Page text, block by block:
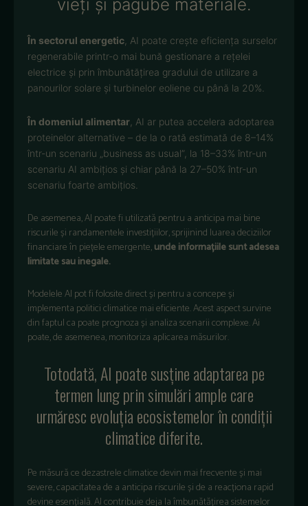
vieți și pagube materiale.
În sectorul energetic , AI poate crește eficiența surselor
regenerabile printr-o mai bună gestionare a rețelei
electrice și prin îmbunătățirea gradului de utilizare a
panourilor solare și turbinelor eoliene cu până la 20%.
În domeniul alimentar , AI ar putea accelera adoptarea
proteinelor alternative – de la o rată estimată de 8–14%
într-un scenariu „business as usual”, la 18–33% într-un
scenariu AI ambițios și chiar până la 27–50% într-un
scenariu foarte ambițios.
De asemenea, AI poate fi utilizată pentru a anticipa mai bine
riscurile și randamentele investițiilor, sprijinind luarea deciziilor
financiare în piețele emergente,unde informațiile sunt adesea
limitate sau inegale.
Modelele AI pot fi folosite direct și pentru a concepe și
implementa politici climatice mai eficiente. Acest aspect survine
din faptul ca poate prognoza și analiza scenarii complexe. Ai
poate, de asemenea, monitoriza aplicarea măsurilor.
Totodată, AI poate susține adaptarea pe
termen lung prin simulări ample care
urmăresc evoluția ecosistemelor în condiții
climatice diferite.
Pe măsură ce dezastrele climatice devin mai frecvente și mai
severe, capacitatea de a anticipa riscurile și de a reacționa rapid
devine esențială. AI contribuie deja la îmbunătățirea sistemelor